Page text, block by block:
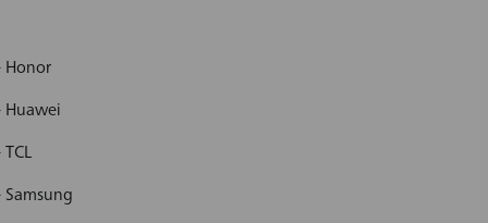
Honor
Huawei